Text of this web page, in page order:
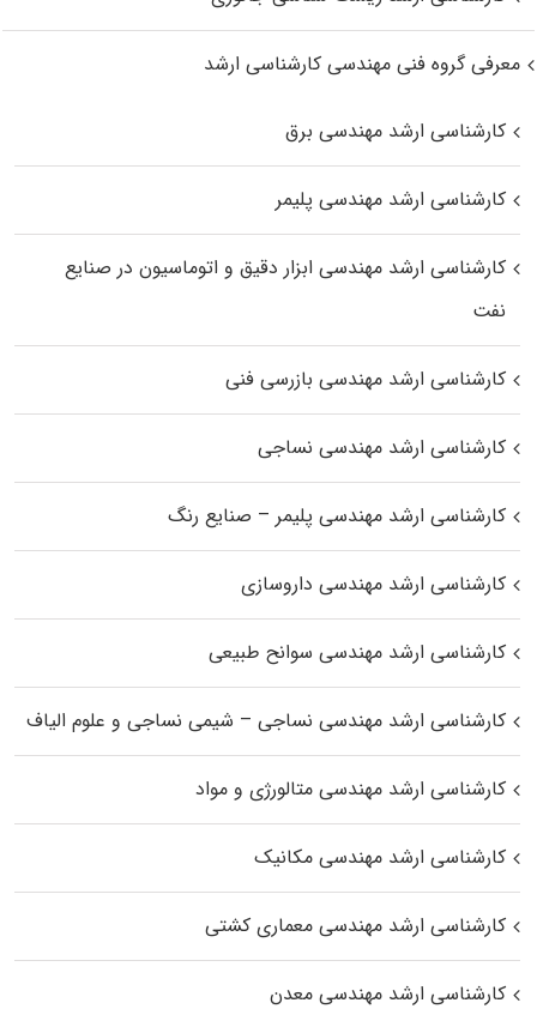
معرفی گروه فنی مهندسی کارشناسی ارشد
کارشناسی ارشد مهندسی برق
کارشناسی ارشد مهندسی پلیمر
کارشناسی ارشد مهندسی ابزار دقیق و اتوماسیون در صنایع
نفت
کارشناسی ارشد مهندسی بازرسی فنی
کارشناسی ارشد مهندسی نساجی
کارشناسی ارشد مهندسی پلیمر – صنایع رنگ
کارشناسی ارشد مهندسی داروسازی
کارشناسی ارشد مهندسی سوانح طبیعی
کارشناسی ارشد مهندسی نساجی – شیمی نساجی و علوم الیاف
کارشناسی ارشد مهندسی متالورژی و مواد
کارشناسی ارشد مهندسی مکانیک
کارشناسی ارشد مهندسی معماری کشتی
کارشناسی ارشد مهندسی معدن